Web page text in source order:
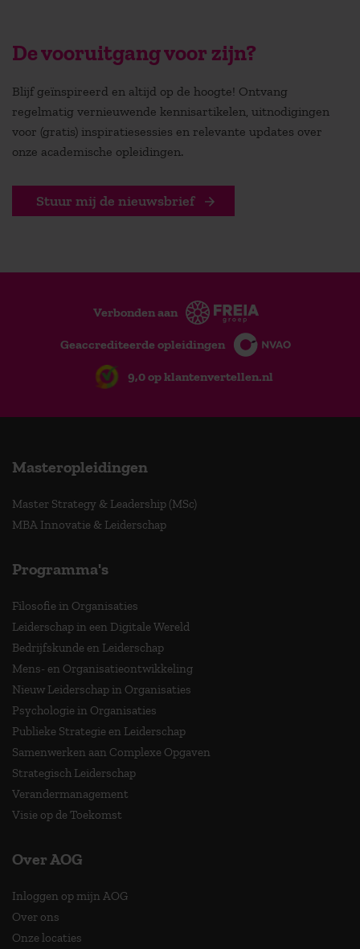
De vooruitgang voor zijn?
Blijf geïnspireerd en altijd op de hoogte! Ontvang
regelmatig vernieuwende kennisartikelen, uitnodigingen
voor (gratis) inspiratiesessies en relevante updates over
onze academische opleidingen.
Stuur mij de nieuwsbrief
Verbonden aan
Geaccrediteerde opleidingen
9,0 op klantenvertellen.nl
Masteropleidingen
Master Strategy & Leadership (MSc)
MBA Innovatie & Leiderschap
Programma's
Filosofie in Organisaties
Leiderschap in een Digitale Wereld
Bedrijfskunde en Leiderschap
Mens- en Organisatieontwikkeling
Nieuw Leiderschap in Organisaties
Psychologie in Organisaties
Publieke Strategie en Leiderschap
Samenwerken aan Complexe Opgaven
Strategisch Leiderschap
Verandermanagement
Visie op de Toekomst
Over AOG
Inloggen op mijn AOG
Over ons
Onze locaties